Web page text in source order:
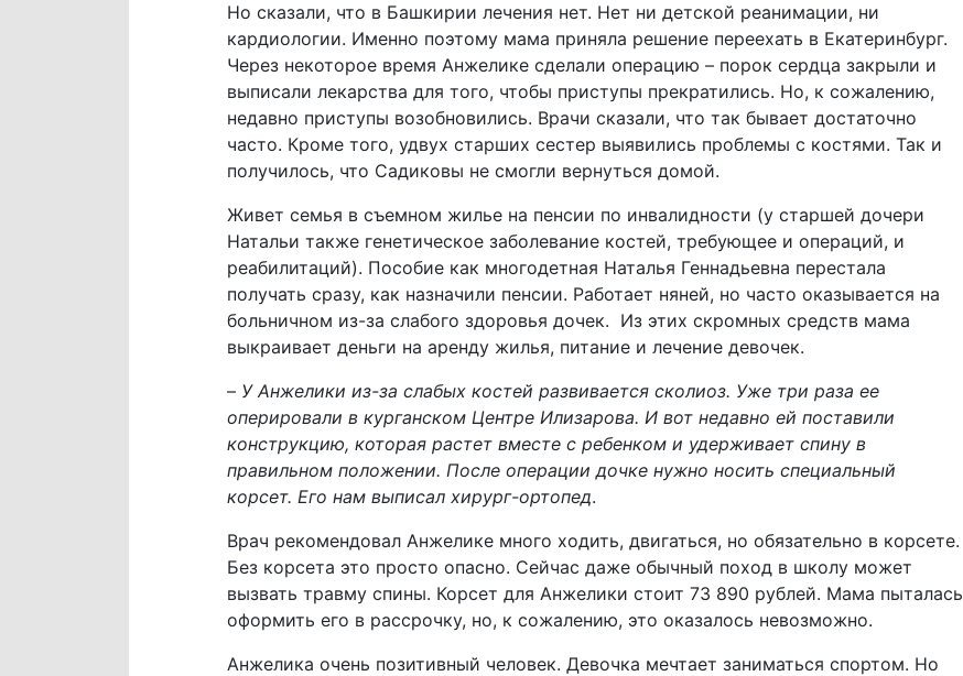
Но сказали, что в Башкирии лечения нет. Нет ни детской реанимации, ни
кардиологии. Именно поэтому мама приняла решение переехать в Екатеринбург.
Через некоторое время Анжелике сделали операцию – порок сердца закрыли и
выписали лекарства для того, чтобы приступы прекратились. Но, к сожалению,
недавно приступы возобновились. Врачи сказали, что так бывает достаточно
часто. Кроме того, удвух старших сестер выявились проблемы с костями. Так и
получилось, что Садиковы не смогли вернуться домой.
Живет семья в съемном жилье на пенсии по инвалидности (у старшей дочери
Натальи также генетическое заболевание костей, требующее и операций, и
реабилитаций). Пособие как многодетная Наталья Геннадьевна перестала
получать сразу, как назначили пенсии. Работает няней, но часто оказывается на
больничном из-за слабого здоровья дочек. Из этих скромных средств мама
выкраивает деньги на аренду жилья, питание и лечение девочек.
– У Анжелики из-за слабых костей развивается сколиоз. Уже три раза ее
оперировали в курганском Центре Илизарова. И вот недавно ей поставили
конструкцию, которая растет вместе с ребенком и удерживает спину в
правильном положении. После операции дочке нужно носить специальный
корсет. Его нам выписал хирург-ортопед.
Врач рекомендовал Анжелике много ходить, двигаться, но обязательно в корсете.
Без корсета это просто опасно. Сейчас даже обычный поход в школу может
вызвать травму спины. Корсет для Анжелики стоит 73 890 рублей. Мама пыталась
оформить его в рассрочку, но, к сожалению, это оказалось невозможно.
Анжелика очень позитивный человек. Девочка мечтает заниматься спортом. Но